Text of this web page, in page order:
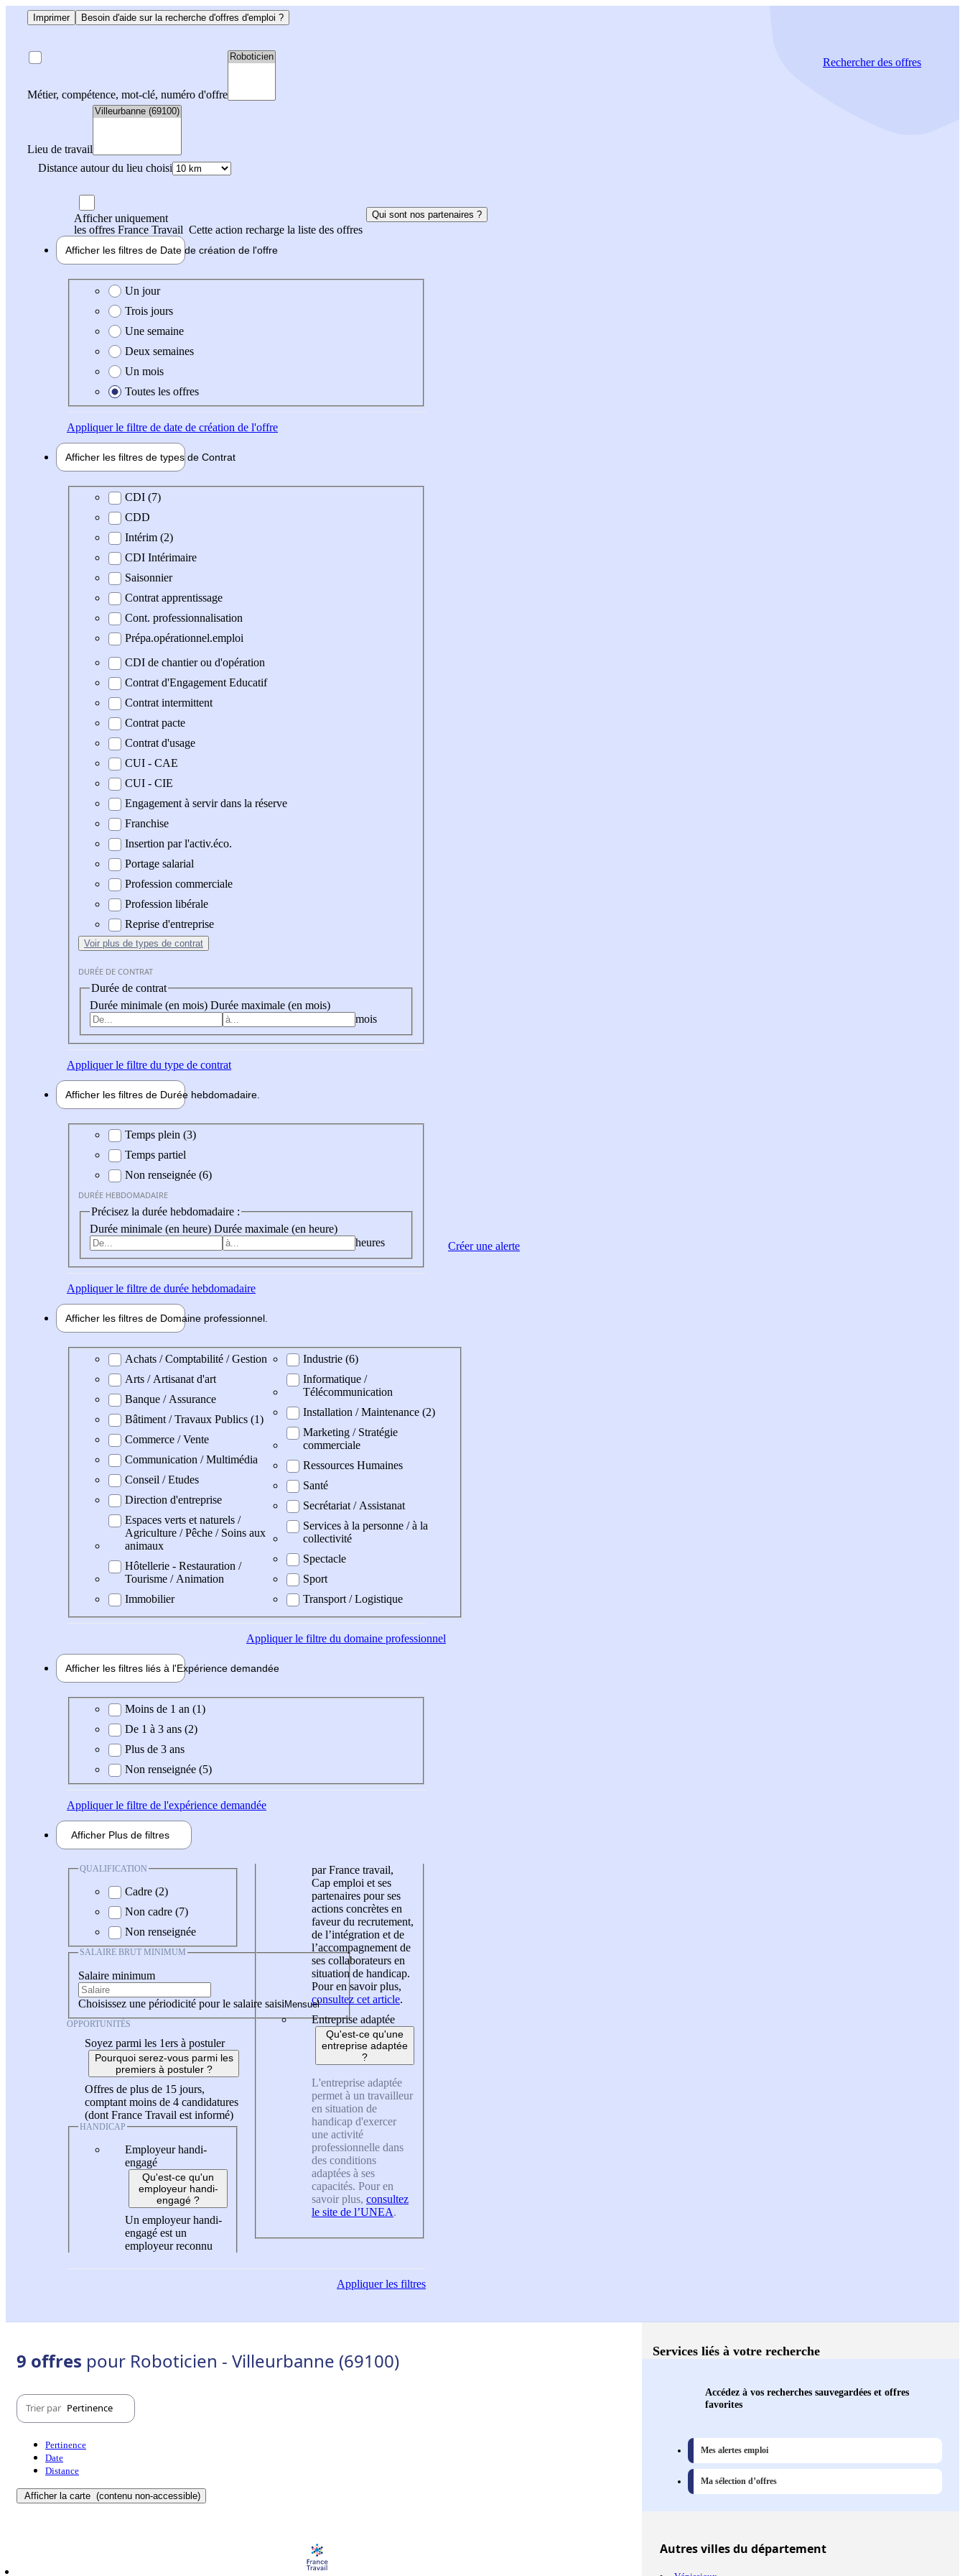
Imprimer Besoin d'aide sur la recherche d'offres d'emploi ?
Métier, compétence, mot-clé, numéro d'offre
Lieu de travail
Distance autour du lieu choisi
Rechercherdes offres
Afficher uniquement
les offres France Travail Cette action recharge la liste des offres
Qui sont nos partenaires ?
Afficher les filtres de Date de création de l'offre
Date de création de l'offre
Un jour
Trois jours
Une semaine
Deux semaines
Un mois
Toutes les offres
Appliquerle filtre de date de création de l'offre
Afficher les filtres de types de Contrat
Type de contrat
CDI (7)
CDD
Intérim (2)
CDI Intérimaire
Saisonnier
Contrat apprentissage
Cont. professionnalisation
Prépa.opérationnel.emploi
CDI de chantier ou d'opération
Contrat d'Engagement Educatif
Contrat intermittent
Contrat pacte
Contrat d'usage
CUI - CAE
CUI - CIE
Engagement à servir dans la réserve
Franchise
Insertion par l'activ.éco.
Portage salarial
Profession commerciale
Profession libérale
Reprise d'entreprise
Voir plus de types de contrat
DURÉE DE CONTRAT
Durée de contrat
Durée minimale (en mois) Durée maximale (en mois)
mois
Appliquerle filtre du type de contrat
Afficher les filtres de Durée hebdomadaire
Durée hebdomadaire
Temps plein (3)
Temps partiel
Non renseignée (6)
DURÉE HEBDOMADAIRE
Précisez la durée hebdomadaire :
Durée minimale (en heure) Durée maximale (en heure)
heures
Appliquerle filtre de durée hebdomadaire
Afficher les filtres de Domaine professionnel
Domaine professionel
Achats / Comptabilité / Gestion
Arts / Artisanat d'art
Banque / Assurance
Bâtiment / Travaux Publics (1)
Commerce / Vente
Communication / Multimédia
Conseil / Etudes
Direction d'entreprise
Espaces verts et naturels /
Agriculture / Pêche / Soins aux
animaux
Hôtellerie - Restauration /
Tourisme / Animation
Immobilier
Industrie (6)
Informatique /
Télécommunication
Installation / Maintenance (2)
Marketing / Stratégie
commerciale
Ressources Humaines
Santé
Secrétariat / Assistanat
Services à la personne / à la
collectivité
Spectacle
Sport
Transport / Logistique
Appliquerle filtre du domaine professionnel
Afficher les filtres liés à l'Expérience demandée
Expérience demandée
Moins de 1 an (1)
De 1 à 3 ans (2)
Plus de 3 ans
Non renseignée (5)
Appliquerle filtre de l'expérience demandée
Afficher Plus de filtres
QUALIFICATION
Cadre (2)
Non cadre (7)
Non renseignée
SALAIRE BRUT MINIMUM
Salaire minimum
Choisissez une périodicité pour le salaire saisi
OPPORTUNITÉS
Soyez parmi les 1ers à postuler
Pourquoi serez-vous parmi les
premiers à postuler ?
Offres de plus de 15 jours,
comptant moins de 4 candidatures
(dont France Travail est informé)
HANDICAP
Employeur handi-
engagé
Qu'est-ce qu'un
employeur handi-
engagé ?
Un employeur handi-
engagé est un
employeur reconnu
par France travail,
Cap emploi et ses
partenaires pour ses
actions concrètes en
faveur du recrutement,
de l’intégration et de
l’accompagnement de
ses collaborateurs en
situation de handicap.
Pour en savoir plus,
consultez cet article.
Entreprise adaptée
Qu'est-ce qu'une
entreprise adaptée
?
L'entreprise adaptée
permet à un travailleur
en situation de
handicap d'exercer
une activité
professionnelle dans
des conditions
adaptées à ses
capacités. Pour en
savoir plus, consultez
le site de l’UNEA.
Appliquerles filtres
Créer une alerte
9 offres pour Roboticien - Villeurbanne (69100)
Trier par Pertinence
Pertinence
Date
Distance
Afficher la carte (contenu non-accessible)
Services liés à votre recherche
Accédez à vos recherches sauvegardées et offres
favorites
Mes alertes emploi
Ma sélection d’offres
Autresvillesdu département